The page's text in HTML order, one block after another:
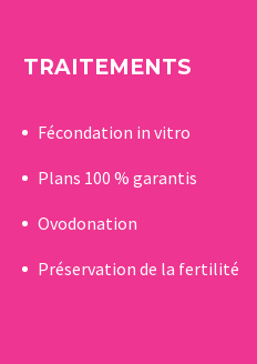
TRAITEMENTS
Fécondation in vitro
Plans 100 % garantis
Ovodonation
Préservation de la fertilité